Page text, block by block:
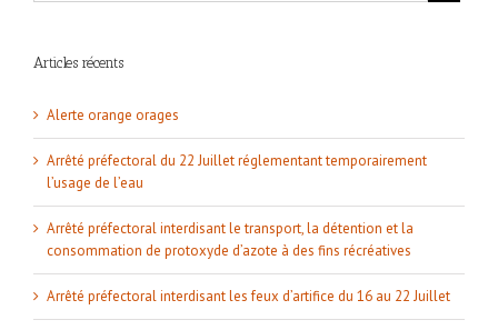
Articles récents
Alerte orange orages
Arrêté préfectoral du 22 Juillet réglementant temporairement
l’usage de l’eau
Arrêté préfectoral interdisant le transport, la détention et la
consommation de protoxyde d’azote à des fins récréatives
Arrêté préfectoral interdisant les feux d’artifice du 16 au 22 Juillet